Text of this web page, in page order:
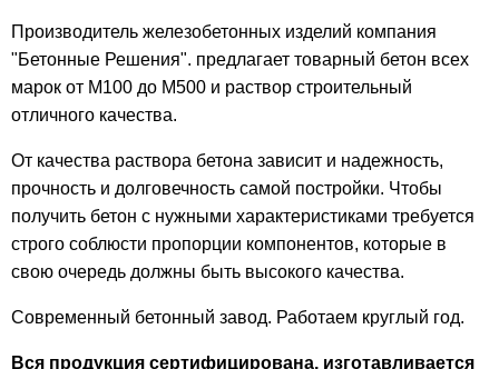
Производитель железобетонных изделий компания
"Бетонные Решения". предлагает товарный бетон всех
марок от М100 до М500 и раствор строительный
отличного качества.
От качества раствора бетона зависит и надежность,
прочность и долговечность самой постройки. Чтобы
получить бетон с нужными характеристиками требуется
строго соблюсти пропорции компонентов, которые в
свою очередь должны быть высокого качества.
Современный бетонный завод. Работаем круглый год.
Вся продукция сертифицирована, изготавливается